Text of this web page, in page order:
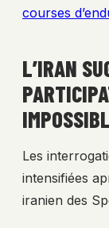
courses
L’IRAN
Les
intensifiées
iranien des